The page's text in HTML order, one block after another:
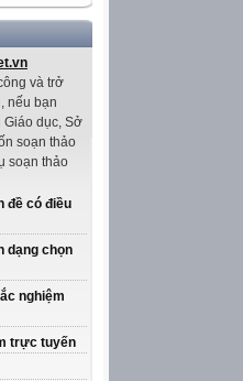
và trở
nếu bạn
Giáo dục, Sở
soạn thảo
soạn thảo
đề có điều
dạng chọn
nghiệm
trực tuyến